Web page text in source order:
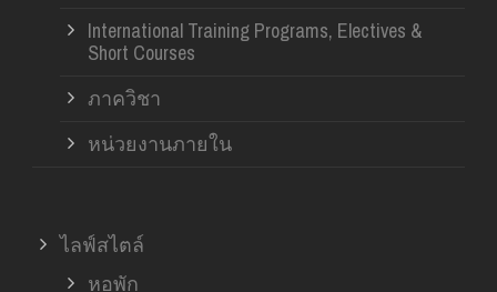
International Training Programs, Electives &
Short Courses
ภาควิชา
หน่วยงานภายใน
ไลฟ์สไตล์
หอพัก